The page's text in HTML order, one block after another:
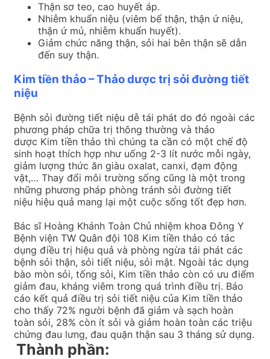
Thận sơ teo, cao huyết áp.
Nhiễm khuẩn niệu (viêm bể thận, thận ứ niệu,
thận ứ mủ, nhiễm khuẩn huyết).
Giảm chức năng thận, sỏi hai bên thận sẽ dẫn
đến suy thận.
Kim tiền thảo – Thảo dược trị sỏi đường tiết
niệu
Bệnh sỏi đường tiết niệu dễ tái phát do đó ngoài các
phương pháp chữa trị thông thường và thảo
dược Kim tiền thảo thì chúng ta cần có một chế độ
sinh hoạt thích hợp như uống 2-3 lít nước mỗi ngày,
giảm lượng thức ăn giàu oxalat, canxi, đạm động
vật,… Thay đổi môi trường sống cũng là một trong
những phương pháp phòng tránh sỏi đường tiết
niệu hiệu quả mang lại một cuộc sống tốt đẹp hơn.
Bác sĩ Hoàng Khánh Toàn Chủ nhiệm khoa Đông Y
Bệnh viện TW Quân đội 108 Kim tiền thảo có tác
dụng điều trị hiệu quả và phòng ngừa tái phát các
bệnh sỏi thận, sỏi tiết niệu, sỏi mật. Ngoài tác dụng
bào mòn sỏi, tống sỏi, Kim tiền thảo còn có ưu điểm
giảm đau, kháng viêm trong quá trình điều trị. Báo
cáo kết quả điều trị sỏi tiết niệu của Kim tiền thảo
cho thấy 72% người bệnh đã giảm và sạch hoàn
toàn sỏi, 28% còn ít sỏi và giảm hoàn toàn các triệu
chứng đau lưng, đau quặn thận sau 3 tháng sử dụng.
Thành phần: